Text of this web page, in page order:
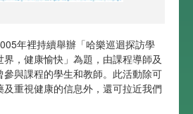
年裡持續舉辦「哈樂巡迴探訪學
，健康愉快」為題，由課程導師及
參與課程的學生和教師。此活動除可
重視健康的信息外，還可拉近我們